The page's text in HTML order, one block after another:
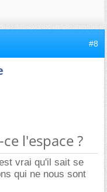
#8
l'espace ?
vrai qu'il sait se
qui ne nous sont